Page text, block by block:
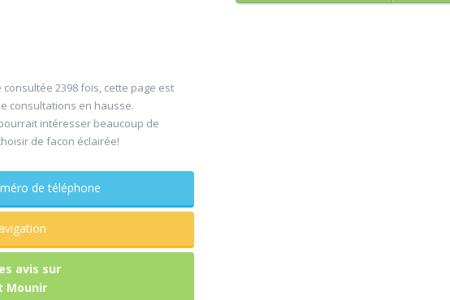
consultée 2398 fois, cette page est
consultations en hausse.
intéresser beaucoup de
de facon éclairée!
le numéro de téléphone
avis sur
Mounir